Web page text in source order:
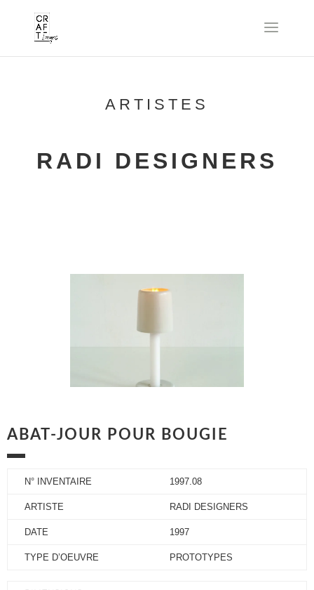
ARTISTES
RADI DESIGNERS
ABAT-JOUR POUR BOUGIE
N° INVENTAIRE 1997.08
ARTISTE RADI DESIGNERS
DATE 1997
TYPE D’OEUVRE PROTOTYPES